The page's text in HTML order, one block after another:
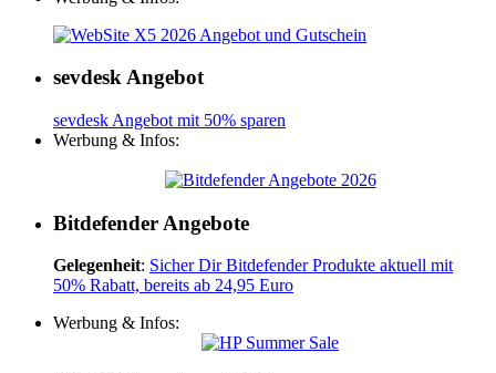
sevdesk Angebot
sevdesk Angebot mit 50% sparen
Werbung & Infos:
Bitdefender Angebote
Gelegenheit: Sicher Dir Bitdefender Produkte aktuell mit
50% Rabatt, bereits ab 24,95 Euro
Werbung & Infos: